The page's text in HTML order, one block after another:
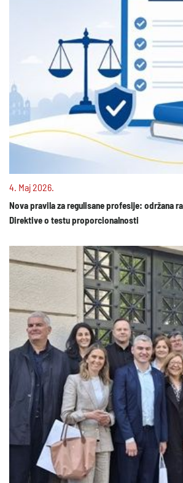
4. Maj 2026.
Nova pravila za regulisane profesije: održana
Direktive o testu proporcionalnosti